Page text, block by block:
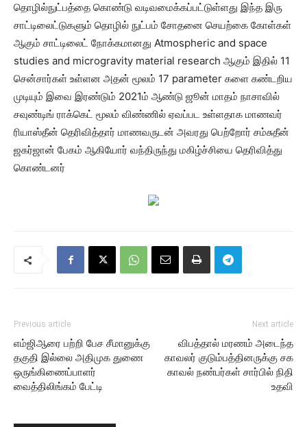
தொழில்நுட்பத்தை கொண்டு வடிவமைக்கப்பட்டுள்ளது இந்த இரு
சாட்டிலைட்டுகளும் தொழில் நுட்பம் சோதனை செயற்கை கோள்கள்
ஆகும் சாட்டிலைட் நோக்கமானது Atmospheric and space
studies and microgravity material research ஆகும் இதில் 11
சென்சார்கள் உள்ளன அதன் மூலம் 17 parameter களை கண்டறிய
முடியும் இவை இரண்டும் 2021ம் ஆண்டு ஜூன் மாதம் நாசாவில்
சவுண்டிங் ராக்கெட் மூலம் விண்ணில் ஏவப்பட உள்ளதாக மாணவர்
ரியாஸ்தீன் தெரிவித்தார் மாணவருடன் அவரது பெற்றோர் சம்சுதீன்
ஜகர்ஜான் பேகம் ஆகியோர் வந்திருந்து மகிழ்ச்சியை தெரிவித்து
கொண்டனர்
Previous article
எம்ஜிஆரை பற்றி பேச சீமானுக்கு
தகுதி இல்லை அதிமுக துணை
ஒருங்கிணைப்பாளர்
வைத்திலிங்கம் பேட்டி
Next article
விபத்தால் மரணம் அடைந்த
காவலர் குடும்பத்தினருக்கு சக
காவல் நண்பர்கள் சார்பில் நிதி
உதவி